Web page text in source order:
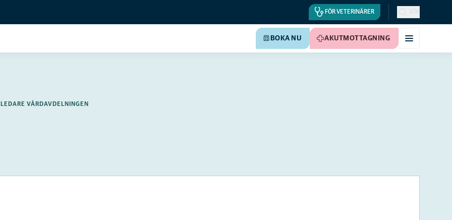
FÖR VETERINÄRER SÖK
BOKA NU AKUTMOTTAGNING
VÅRDAVDELNINGEN